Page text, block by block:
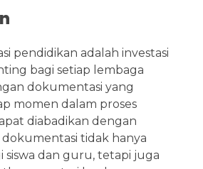
pendidikan adalah investasi
bagi setiap lembaga
dokumentasi yang
momen dalam proses
diabadikan dengan
dokumentasi tidak hanya
siswa dan guru, tetapi juga